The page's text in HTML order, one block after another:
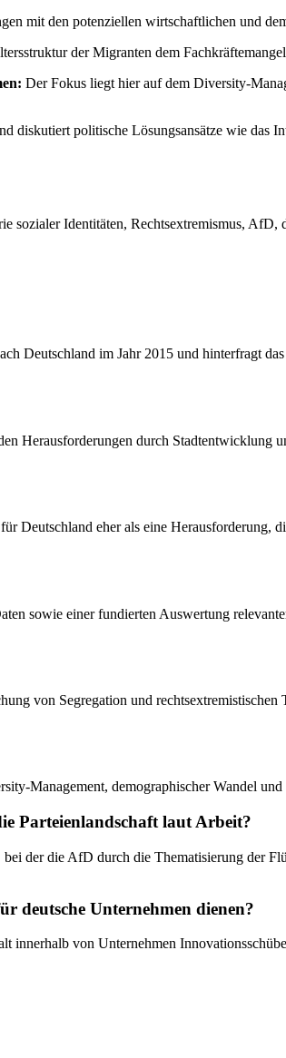
mit den potenziellen wirtschaftlichen und
der Migranten dem
Der Fokus liegt hier auf dem Diversity-
diskutiert politische Lösungsansätze wie das
Identitäten, Rechtsextremismus,
Deutschland im Jahr 2015 und hinterfragt
Herausforderungen durch Stadtentwicklung
Deutschland eher als eine Herausforderung,
sowie einer fundierten Auswertung
von Segregation und
Management, demographischer Wandel und
Parteienlandschaft laut Arbeit?
der die AfD durch die Thematisierung der
deutsche Unternehmen dienen?
von Unternehmen